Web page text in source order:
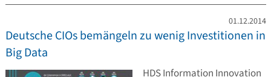
01.12.2014
Deutsche CIOs bemängeln zu wenig Investitionen in
Big Data
HDS Information Innovation